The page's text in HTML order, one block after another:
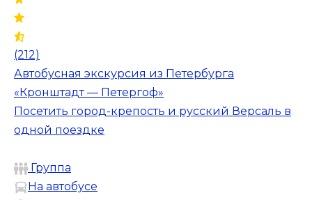
(212)
Автобусная экскурсия из Петербурга
«Кронштадт — Петергоф»
Посетить город-крепость и русский Версаль в
одной поездке
Группа
На автобусе